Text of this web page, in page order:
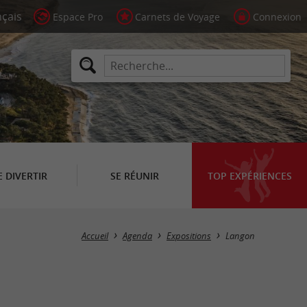
Espace Pro Carnets de Voyage Connexion
DIVERTIR SE RÉUNIR TOP EXPÉRIENCES
Masquer la carte
Accueil Agenda Expositions Langon